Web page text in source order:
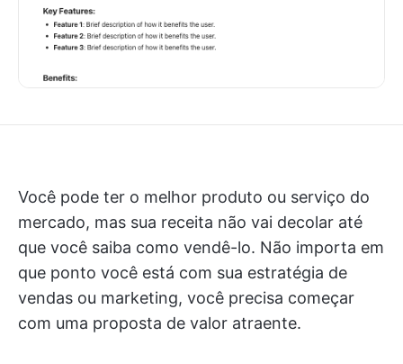
Você pode ter o melhor produto ou serviço do
mercado, mas sua receita não vai decolar até
que você saiba como vendê-lo. Não importa em
que ponto você está com sua estratégia de
vendas ou marketing, você precisa começar
com uma proposta de valor atraente.